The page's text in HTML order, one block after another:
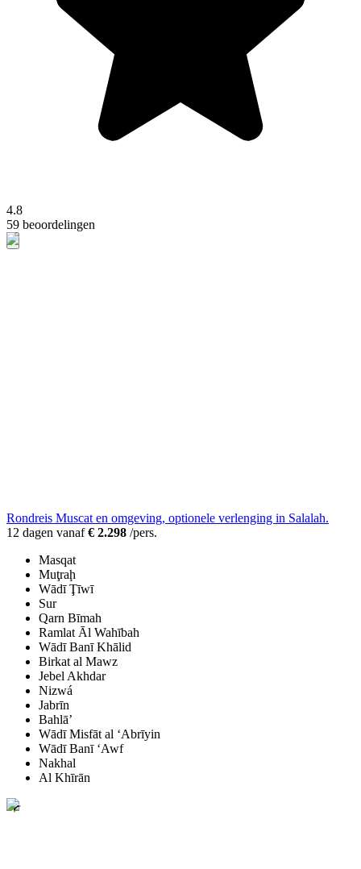
4.8
59 beoordelingen
Rondreis Muscat en omgeving, optionele verlenging in Salalah.
12 dagen vanaf€ 2.298 /pers.
Masqat
Muţraḩ
Wādī Ţīwī
Sur
Qarn Bīmah
Ramlat Āl Wahībah
Wādī Banī Khālid
Birkat al Mawz
Jebel Akhdar
Nizwá
Jabrīn
Bahlā’
Wādī Misfāt al ‘Abrīyin
Wādī Banī ‘Awf
Nakhal
Al Khīrān